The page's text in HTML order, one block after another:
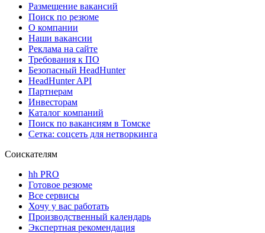
Размещение вакансий
Поиск по резюме
О компании
Наши вакансии
Реклама на сайте
Требования к ПО
Безопасный HeadHunter
HeadHunter API
Партнерам
Инвесторам
Каталог компаний
Поиск по вакансиям в Томске
Сетка: соцсеть для нетворкинга
Соискателям
hh PRO
Готовое резюме
Все сервисы
Хочу у вас работать
Производственный календарь
Экспертная рекомендация